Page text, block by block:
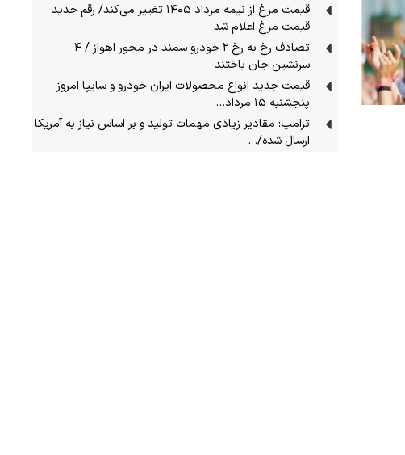
قیمت مرغ از نیمه مرداد ۱۴۰۵ تغییر می‌کند/ رقم جدید
قیمت مرغ اعلام شد
تصادف رخ به رخ ۲ خودرو سمند در محور اهواز / ۴
سرنشین جان باختند
قیمت جدید انواع محصولات ایران خودرو و سایپا امروز
پنجشنبه ۱۵ مرداد…
ترامپ: مقادیر زیادی مهمات تولید و بر اساس نیاز به آمریکا
ارسال شده/…